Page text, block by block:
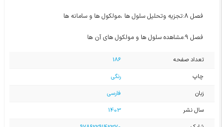
فصل 8:تجزیه وتحلیل سلول ها ،مولکول ها و سامانه ها
فصل 9:مشاهده سلول ها و مولکول های آن ها
تعداد صفحه
186
چاپ
رنگی
زبان
فارسی
سال نشر
1403